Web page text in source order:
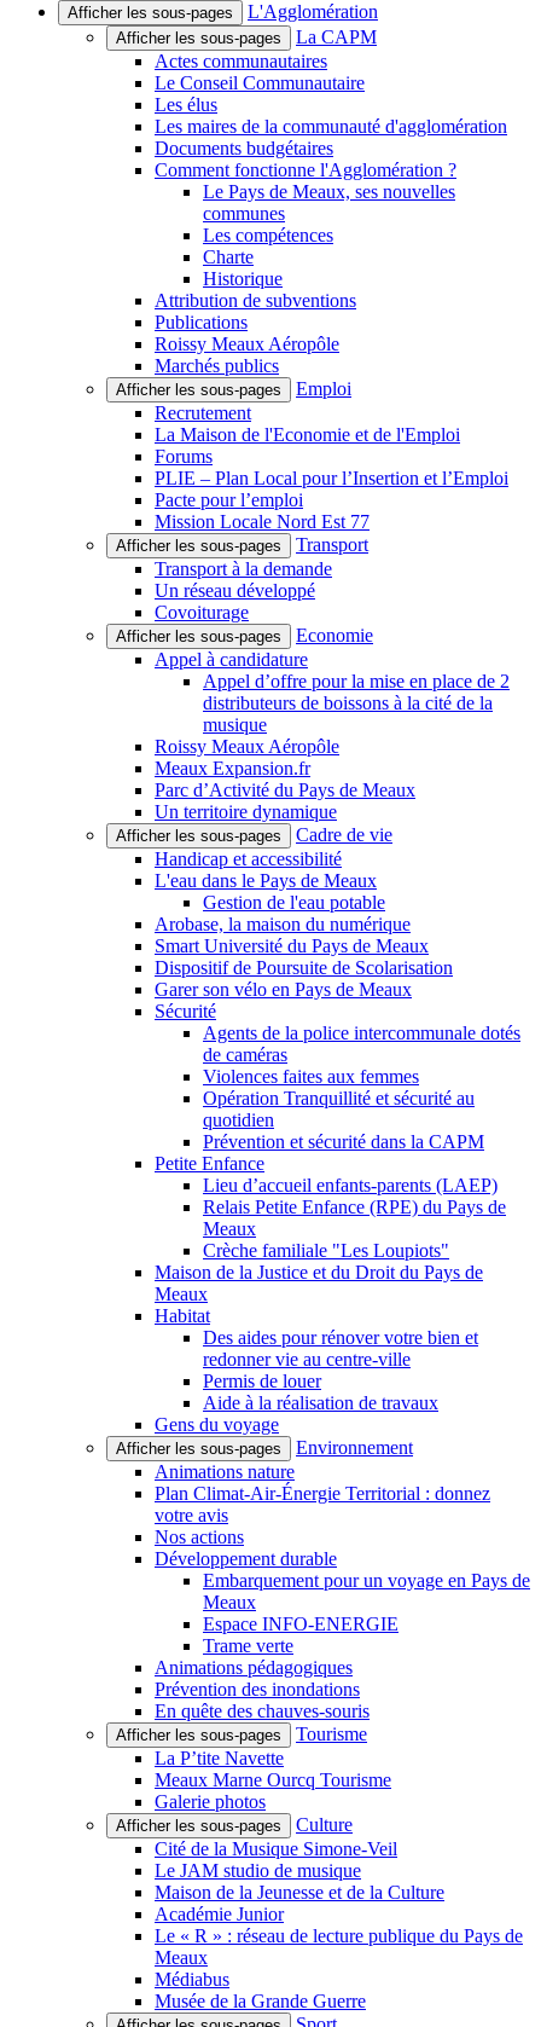
Afficher les sous-pages L'Agglomération
Afficher les sous-pages
La CAPM
Actes communautaires
Le Conseil Communautaire
Les élus
Les maires de la communauté d'agglomération
Documents budgétaires
Comment fonctionne l'Agglomération ?
Le Pays de Meaux, ses nouvelles
communes
Les compétences
Charte
Historique
Attribution de subventions
Publications
Roissy Meaux Aéropôle
Marchés publics
Afficher les sous-pages
Emploi
Recrutement
La Maison de l'Economie et de l'Emploi
Forums
PLIE – Plan Local pour l’Insertion et l’Emploi
Pacte pour l’emploi
Mission Locale Nord Est 77
Afficher les sous-pages
Transport
Transport à la demande
Un réseau développé
Covoiturage
Afficher les sous-pages
Economie
Appel à candidature
Appel d’offre pour la mise en place de 2
distributeurs de boissons à la cité de la
musique
Roissy Meaux Aéropôle
Meaux Expansion.fr
Parc d’Activité du Pays de Meaux
Un territoire dynamique
Afficher les sous-pages
Cadre de vie
Handicap et accessibilité
L'eau dans le Pays de Meaux
Gestion de l'eau potable
Arobase, la maison du numérique
Smart Université du Pays de Meaux
Dispositif de Poursuite de Scolarisation
Garer son vélo en Pays de Meaux
Sécurité
Agents de la police intercommunale dotés
de caméras
Violences faites aux femmes
Opération Tranquillité et sécurité au
quotidien
Prévention et sécurité dans la CAPM
Petite Enfance
Lieu d’accueil enfants-parents (LAEP)
Relais Petite Enfance (RPE) du Pays de
Meaux
Crèche familiale "Les Loupiots"
Maison de la Justice et du Droit du Pays de
Meaux
Habitat
Des aides pour rénover votre bien et
redonner vie au centre-ville
Permis de louer
Aide à la réalisation de travaux
Gens du voyage
Afficher les sous-pages
Environnement
Animations nature
Plan Climat-Air-Énergie Territorial : donnez
votre avis
Nos actions
Développement durable
Embarquement pour un voyage en Pays de
Meaux
Espace INFO-ENERGIE
Trame verte
Animations pédagogiques
Prévention des inondations
En quête des chauves-souris
Afficher les sous-pages
Tourisme
La P’tite Navette
Meaux Marne Ourcq Tourisme
Galerie photos
Afficher les sous-pages
Culture
Cité de la Musique Simone-Veil
Le JAM studio de musique
Maison de la Jeunesse et de la Culture
Académie Junior
Le « R » : réseau de lecture publique du Pays de
Meaux
Médiabus
Musée de la Grande Guerre